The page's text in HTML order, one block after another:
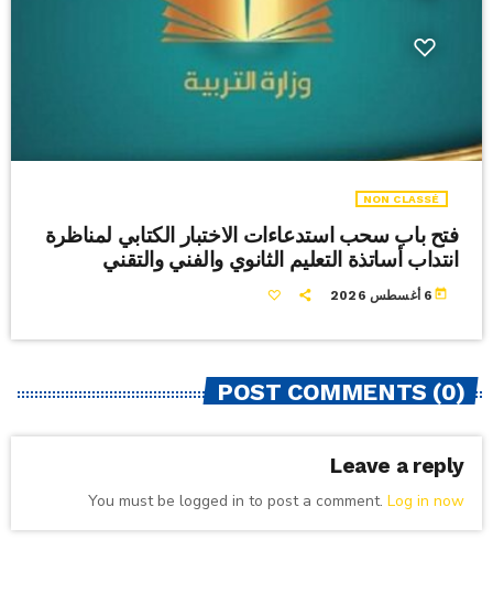
NON CLASSÉ
فتح باب سحب استدعاءات الاختبار الكتابي لمناظرة
انتداب أساتذة التعليم الثانوي والفني والتقني
today 6 أغسطس 2026
POST COMMENTS (0)
Leave a reply
You must be logged in to post a comment. Log in now